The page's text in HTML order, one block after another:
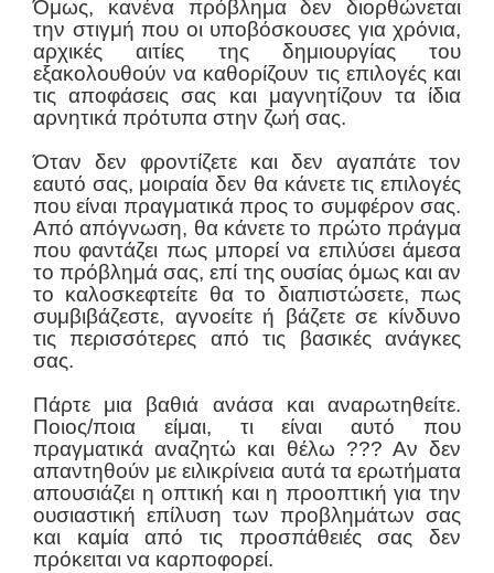
Όμως, κανένα πρόβλημα δεν διορθώνεται
την στιγμή που οι υποβόσκουσες για χρόνια,
αρχικές αιτίες της δημιουργίας του
εξακολουθούν να καθορίζουν τις επιλογές και
τις αποφάσεις σας και μαγνητίζουν τα ίδια
αρνητικά πρότυπα στην ζωή σας.
Όταν δεν φροντίζετε και δεν αγαπάτε τον
εαυτό σας, μοιραία δεν θα κάνετε τις επιλογές
που είναι πραγματικά προς το συμφέρον σας.
Από απόγνωση, θα κάνετε το πρώτο πράγμα
που φαντάζει πως μπορεί να επιλύσει άμεσα
το πρόβλημά σας, επί της ουσίας όμως και αν
το καλοσκεφτείτε θα το διαπιστώσετε, πως
συμβιβάζεστε, αγνοείτε ή βάζετε σε κίνδυνο
τις περισσότερες από τις βασικές ανάγκες
σας.
Πάρτε μια βαθιά ανάσα και αναρωτηθείτε.
Ποιος/ποια είμαι, τι είναι αυτό που
πραγματικά αναζητώ και θέλω ??? Αν δεν
απαντηθούν με ειλικρίνεια αυτά τα ερωτήματα
απουσιάζει η οπτική και η προοπτική για την
ουσιαστική επίλυση των προβλημάτων σας
και καμία από τις προσπάθειές σας δεν
πρόκειται να καρποφορεί.